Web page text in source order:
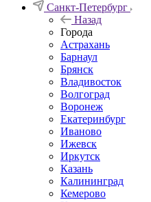
Санкт-Петербург
Назад
Города
Астрахань
Барнаул
Брянск
Владивосток
Волгоград
Воронеж
Екатеринбург
Иваново
Ижевск
Иркутск
Казань
Калининград
Кемерово